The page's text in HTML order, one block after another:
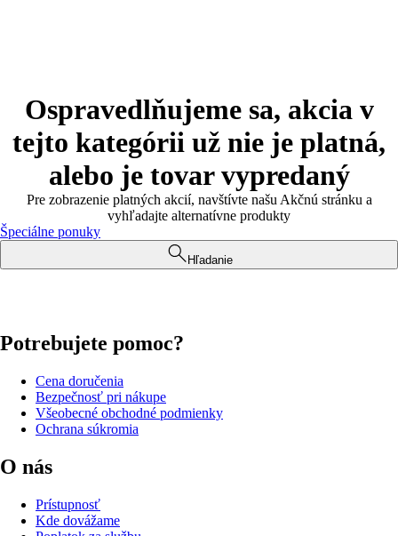
Ospravedlňujeme sa, akcia v
tejto kategórii už nie je platná,
alebo je tovar vypredaný
Pre zobrazenie platných akcií, navštívte našu Akčnú stránku a
vyhľadajte alternatívne produkty
Špeciálne ponuky
Hľadanie
Potrebujete pomoc?
Cena doručenia
Bezpečnosť pri nákupe
Všeobecné obchodné podmienky
Ochrana súkromia
O nás
Prístupnosť
Kde dovážame